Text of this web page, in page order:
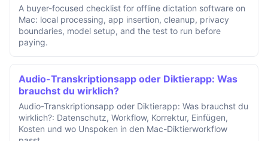
A buyer-focused checklist for offline dictation software on
Mac: local processing, app insertion, cleanup, privacy
boundaries, model setup, and the test to run before
paying.
Audio-Transkriptionsapp oder Diktierapp: Was
brauchst du wirklich?
Audio-Transkriptionsapp oder Diktierapp: Was brauchst du
wirklich?: Datenschutz, Workflow, Korrektur, Einfügen,
Kosten und wo Unspoken in den Mac-Diktierworkflow